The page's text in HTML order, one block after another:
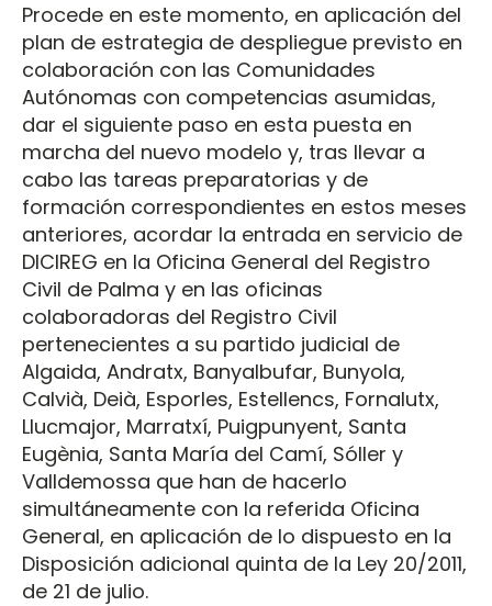
Procede en este momento, en aplicación del
plan de estrategia de despliegue previsto en
colaboración con las Comunidades
Autónomas con competencias asumidas,
dar el siguiente paso en esta puesta en
marcha del nuevo modelo y, tras llevar a
cabo las tareas preparatorias y de
formación correspondientes en estos meses
anteriores, acordar la entrada en servicio de
DICIREG en la Oficina General del Registro
Civil de Palma y en las oficinas
colaboradoras del Registro Civil
pertenecientes a su partido judicial de
Algaida, Andratx, Banyalbufar, Bunyola,
Calvià, Deià, Esporles, Estellencs, Fornalutx,
Llucmajor, Marratxí, Puigpunyent, Santa
Eugènia, Santa María del Camí, Sóller y
Valldemossa que han de hacerlo
simultáneamente con la referida Oficina
General, en aplicación de lo dispuesto en la
Disposición adicional quinta de la Ley 20/2011,
de 21 de julio.